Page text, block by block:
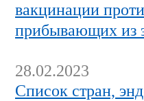
вакцинации
прибывающих из
28.02.2023
Список стран,